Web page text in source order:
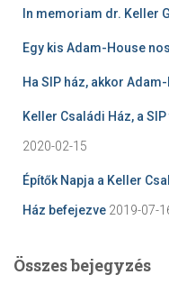
In memoriam dr. Keller
Egy kis Adam-House
Ha SIP ház, akkor
Keller Családi Ház, a
2020-02-15
Építők Napja a Keller
Ház befejezve 2019-07-
Összes bejegyzés